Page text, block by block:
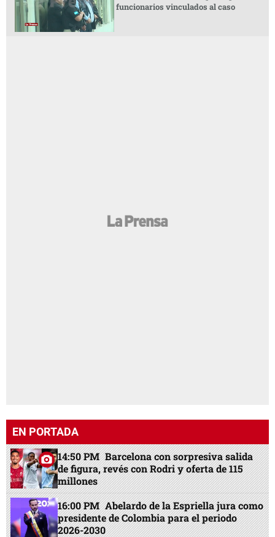
funcionarios vinculados al caso
EN PORTADA
14:50 PM Barcelona con sorpresiva salida
de figura, revés con Rodri y oferta de 115
millones
16:00 PM Abelardo de la Espriella jura como
presidente de Colombia para el periodo
2026-2030